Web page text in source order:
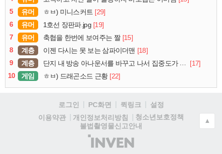
5
유머 ㅎㅂ) 미니스커트 [29]
6
유머 1호선 장판파.jpg [19]
7
유머 축협을 한번에 보여주는 짤 [15]
8
계층 이젠 다시는 못 보는 삼파이더맨 [18]
9
계층 단지 내 방송 아나운서를 바꾸고 나서 집중도가 확 올라갔다는 한 아파트의 안내방송
[17]
10
게임 ㅎㅂ) 드래곤소드 근황 [22]
로그인 PC화면 퀵링크
설정
이용약관
개인정보처리방침
청소년보호정책
불법촬영물신고안내
(주)
인
▲